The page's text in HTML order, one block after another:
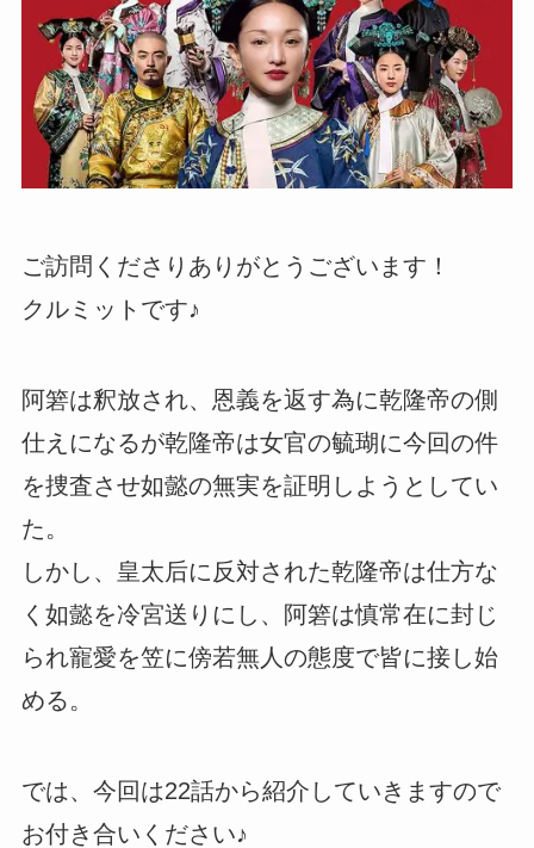
ご訪問くださりありがとうございます！
クルミットです♪
阿箬は釈放され、恩義を返す為に乾隆帝の側
仕えになるが乾隆帝は女官の毓瑚に今回の件
を捜査させ如懿の無実を証明しようとしてい
た。
しかし、皇太后に反対された乾隆帝は仕方な
く如懿を冷宮送りにし、阿箬は慎常在に封じ
られ寵愛を笠に傍若無人の態度で皆に接し始
める。
では、今回は22話から紹介していきますので
お付き合いください♪